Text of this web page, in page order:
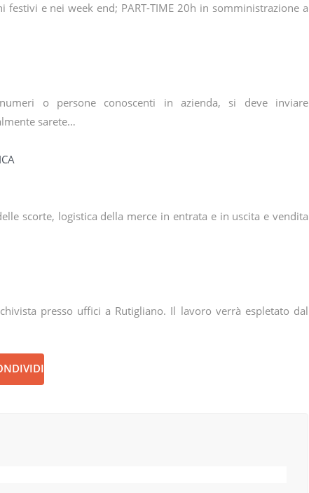
e nei week end; PART-TIME 20h in somministrazione a
o persone conoscenti in azienda, si deve inviare
sarete…
scorte, logistica della merce in entrata e in uscita e vendita
presso uffici a Rutigliano. Il lavoro verrà espletato dal